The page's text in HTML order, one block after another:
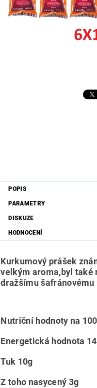
POPIS
PARAMETRY
DISKUZE
HODNOCENÍ
Kurkumový prášek
velkým aroma,byl také
dražšímu šafránovému
Nutriční hodnoty na
Energetická hodnota
Tuk 10g
Z toho nasycený 3g